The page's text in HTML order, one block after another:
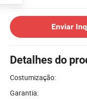
Enviar
Detalhes do
Costumização:
Garantia: